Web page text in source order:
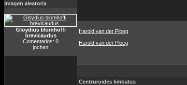
Imagen aleatoria
Gloydius blomhoffi
brevicaudus
Comentarios: 0
jochen
Harold van der Ploeg
Harold van der Ploeg
Centruroides limbatus